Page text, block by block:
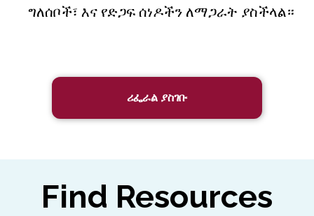
ግለሰቦች፣ እና የድጋፍ ሰነዶችን ለማጋራት ያስችላል።
ሪፌራል ያስገቡ
Find Resources